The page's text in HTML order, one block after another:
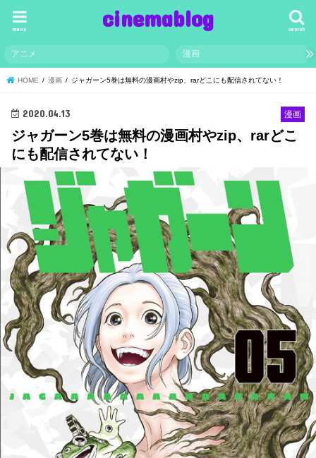
cinemablog search
menu
アニメ 漫画
HOME 漫画 ジャガーン5巻は無料の漫画村やzip、rarどこにも配信されてない！
漫画
2020.04.13
ジャガーン5巻は無料の漫画村やzip、rarどこ
にも配信されてない！